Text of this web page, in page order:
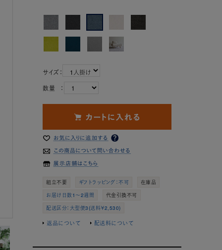
サイズ：
数量 ：
組立不要 ギフトラッピング：不可
在庫品
お届け日数1～2週間
代金引換不可
配送区分：大型便3(送料￥2,530)
返品について 配送料について